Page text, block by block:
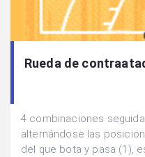
Rueda de
4 combinaciones
alternándose las
del que bota y pasa (1),